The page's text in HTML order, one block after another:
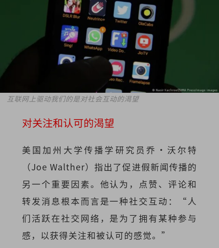
互联网上驱动我们的是对社会互动的渴望
对关注和认可的渴望
美国加州大学传播学研究员乔·沃尔特
（Joe Walther）指出了促进假新闻传播的
另一个重要因素。他认为，点赞、评论和
转发消息根本而言是一种社交互动：“人
们活跃在社交网络，是为了拥有某种参与
感，以获得关注和被认可的感觉。”